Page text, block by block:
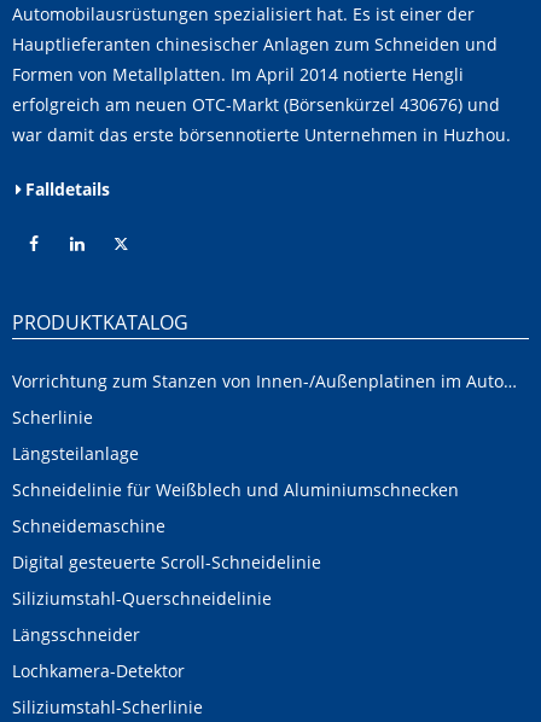
Automobilausrüstungen spezialisiert hat. Es ist einer der
Hauptlieferanten chinesischer Anlagen zum Schneiden und
Formen von Metallplatten. Im April 2014 notierte Hengli
erfolgreich am neuen OTC-Markt (Börsenkürzel 430676) und
war damit das erste börsennotierte Unternehmen in Huzhou.
Falldetails
PRODUKTKATALOG
Vorrichtung zum Stanzen von Innen-/Außenplatinen im Automobilbereich
Scherlinie
Längsteilanlage
Schneidelinie für Weißblech und Aluminiumschnecken
Schneidemaschine
Digital gesteuerte Scroll-Schneidelinie
Siliziumstahl-Querschneidelinie
Längsschneider
Lochkamera-Detektor
Siliziumstahl-Scherlinie